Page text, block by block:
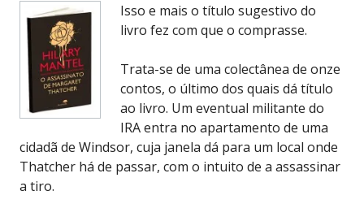
Isso e mais o título sugestivo do
livro fez com que o comprasse.
Trata-se de uma colectânea de onze
contos, o último dos quais dá título
ao livro. Um eventual militante do
IRA entra no apartamento de uma
cidadã de Windsor, cuja janela dá para um local onde
Thatcher há de passar, com o intuito de a assassinar
a tiro.